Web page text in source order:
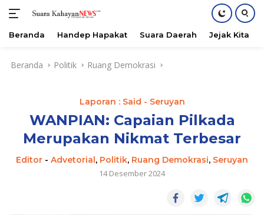
Beranda Handep Hapakat Suara Daerah Jejak Kita
Beranda Politik Ruang Demokrasi
Laporan : Said - Seruyan
WANPIAN: Capaian Pilkada
Merupakan Nikmat Terbesar
Editor - Advetorial, Politik, Ruang Demokrasi, Seruyan
14 Desember 2024